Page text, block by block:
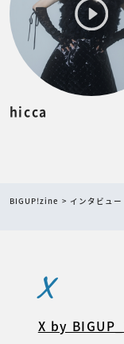
hicca
BIGUP!zine インタビュー
X
X by